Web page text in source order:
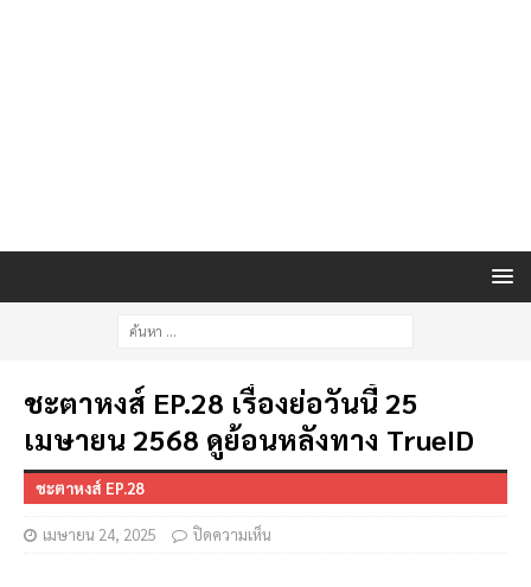
ชะตาหงส์ EP.28 เรื่องย่อวันนี้ 25
เมษายน 2568 ดูย้อนหลังทาง TrueID
ชะตาหงส์ EP.28
เมษายน 24, 2025 ปิดความเห็น